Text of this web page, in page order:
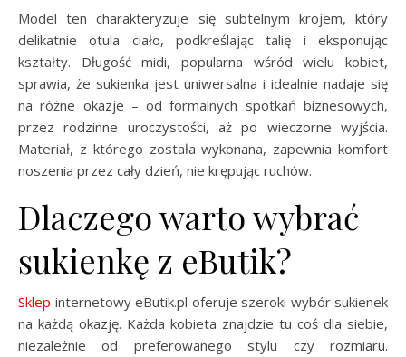
Model ten charakteryzuje się subtelnym krojem, który
delikatnie otula ciało, podkreślając talię i eksponując
kształty. Długość midi, popularna wśród wielu kobiet,
sprawia, że sukienka jest uniwersalna i idealnie nadaje się
na różne okazje – od formalnych spotkań biznesowych,
przez rodzinne uroczystości, aż po wieczorne wyjścia.
Materiał, z którego została wykonana, zapewnia komfort
noszenia przez cały dzień, nie krępując ruchów.
Dlaczego warto wybrać
sukienkę z eButik?
Sklep internetowy eButik.pl oferuje szeroki wybór sukienek
na każdą okazję. Każda kobieta znajdzie tu coś dla siebie,
niezależnie od preferowanego stylu czy rozmiaru.